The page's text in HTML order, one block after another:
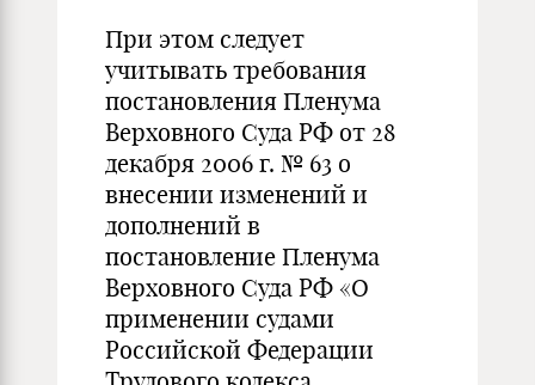
При этом следует
учитывать требования
постановления Пленума
Верховного Суда РФ от 28
декабря 2006 г. № 63 о
внесении изменений и
дополнений в
постановление Пленума
Верховного Суда РФ «О
применении судами
Российской Федерации